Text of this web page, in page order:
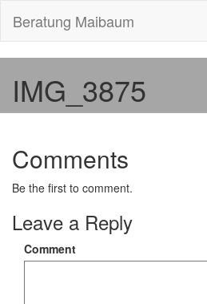
Beratung Maibaum
IMG_3875
Comments
Be the first to comment.
Leave a Reply
Comment